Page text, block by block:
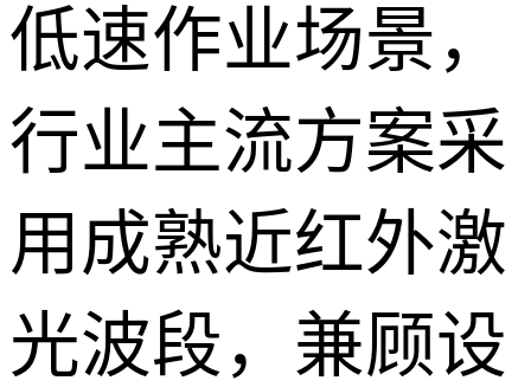
低速作业场景，
行业主流方案采
用成熟近红外激
光波段，兼顾设